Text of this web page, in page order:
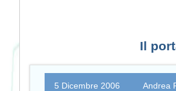
Il
5 Dicembre 2006 Andrea